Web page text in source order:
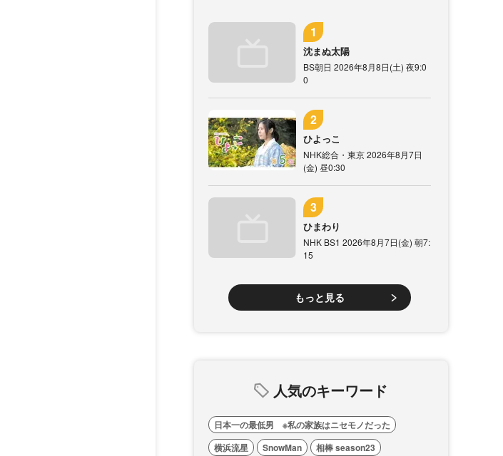
沈まぬ太陽
BS朝日 2026年8月8日(土) 夜9:0
0
ひよっこ
NHK総合・東京 2026年8月7日
(金) 昼0:30
ひまわり
NHK BS1 2026年8月7日(金) 朝7:
15
もっと見る
人気のキーワード
日本一の最低男 ※私の家族はニセモノだった
横浜流星
SnowMan 相棒 season23